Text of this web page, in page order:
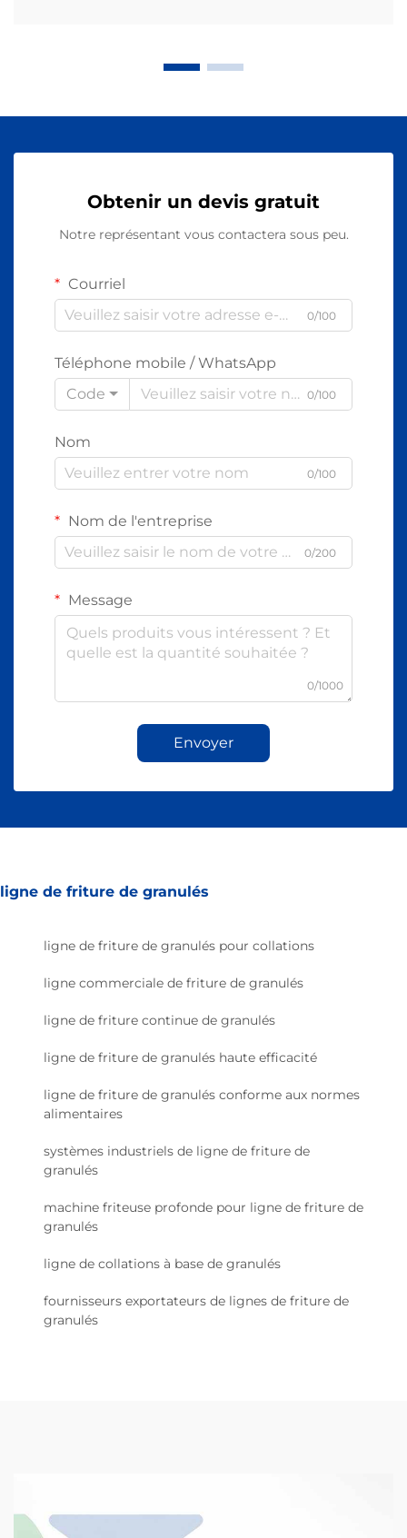
Obtenir un devis gratuit
Notre représentant vous contactera sous peu.
Courriel
0/100
Téléphone mobile / WhatsApp
Code
0/100
Nom
0/100
Nom de l'entreprise
0/200
Message
0/1000
Envoyer
ligne de friture de granulés
ligne de friture de granulés pour collations
ligne commerciale de friture de granulés
ligne de friture continue de granulés
ligne de friture de granulés haute efficacité
ligne de friture de granulés conforme aux normes
alimentaires
systèmes industriels de ligne de friture de
granulés
machine friteuse profonde pour ligne de friture de
granulés
ligne de collations à base de granulés
fournisseurs exportateurs de lignes de friture de
granulés